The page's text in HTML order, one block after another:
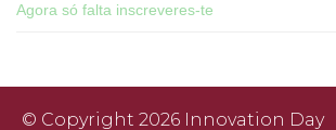
Agora só falta inscreveres-te
© Copyright 2026 Innovation Day